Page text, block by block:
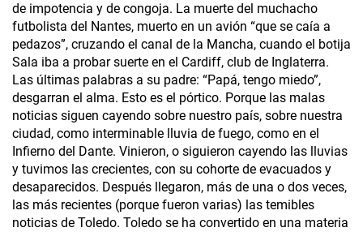
de impotencia y de congoja. La muerte del muchacho
futbolista del Nantes, muerto en un avión “que se caía a
pedazos”, cruzando el canal de la Mancha, cuando el botija
Sala iba a probar suerte en el Cardiff, club de Inglaterra.
Las últimas palabras a su padre: “Papá, tengo miedo”,
desgarran el alma. Esto es el pórtico. Porque las malas
noticias siguen cayendo sobre nuestro país, sobre nuestra
ciudad, como interminable lluvia de fuego, como en el
Infierno del Dante. Vinieron, o siguieron cayendo las lluvias
y tuvimos las crecientes, con su cohorte de evacuados y
desaparecidos. Después llegaron, más de una o dos veces,
las más recientes (porque fueron varias) las temibles
noticias de Toledo. Toledo se ha convertido en una materia